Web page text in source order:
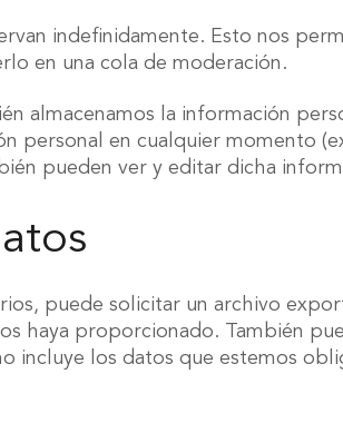
indefinidamente. Esto nos
en una cola de moderación.
almacenamos la información
personal en cualquier momento
pueden ver y editar dicha
puede solicitar un archivo
haya proporcionado. También
incluye los datos que estemos